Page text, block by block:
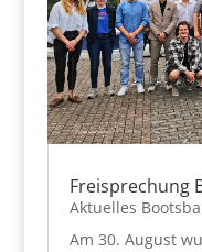
Freisprechung
Aktuelles
Am 30. August